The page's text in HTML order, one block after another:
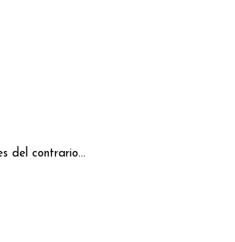
del contrario...